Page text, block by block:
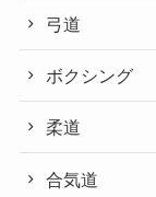
弓道
ボクシング
柔道
合気道